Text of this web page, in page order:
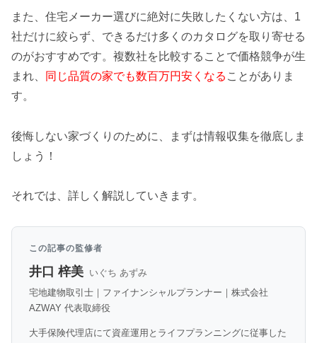
また、住宅メーカー選びに絶対に失敗したくない方は、1
社だけに絞らず、できるだけ多くのカタログを取り寄せる
のがおすすめです。複数社を比較することで価格競争が生
まれ、
同じ品質の家でも数百万円安くなる ことがありま
す。
後悔しない家づくりのために、まずは情報収集を徹底しま
しょう！
それでは、詳しく解説していきます。
この記事の監修者
井口 梓美 いぐち あずみ
宅地建物取引士｜ファイナンシャルプランナー｜株式会社
AZWAY 代表取締役
大手保険代理店にて資産運用とライフプランニングに従事した